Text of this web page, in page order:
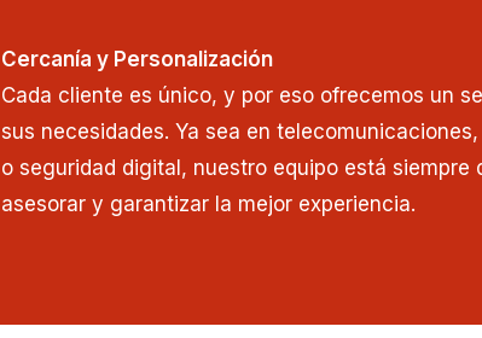
Cercanía y Personalización
Cada cliente es único, y por eso ofrecemos un
sus necesidades. Ya sea en
o seguridad digital, nuestro equipo está siempre
asesorar y garantizar la mejor experiencia.